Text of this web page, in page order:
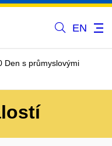
EN
Den s průmyslovými